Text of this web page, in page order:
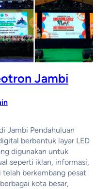
Jambi
Jambi Pendahuluan
berbentuk layar LED
digunakan untuk
seperti iklan, informasi,
telah berkembang pesat
kota besar,